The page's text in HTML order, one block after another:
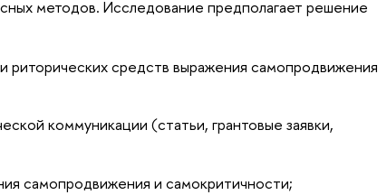
методов. Исследование предполагает решение
риторических средств выражения самопродвижения
коммуникации (статьи, грантовые заявки,
самопродвижения и самокритичности;